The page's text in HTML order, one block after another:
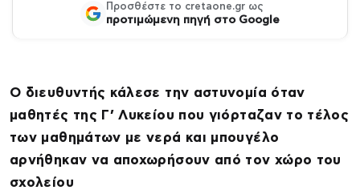
Προσθέστε το cretaone.gr ως
προτιμώμενη πηγή στο Google
Ο διευθυντής κάλεσε την αστυνομία όταν
μαθητές της Γ’ Λυκείου που γιόρταζαν το τέλος
των μαθημάτων με νερά και μπουγέλο
αρνήθηκαν να αποχωρήσουν από τον χώρο του
σχολείου